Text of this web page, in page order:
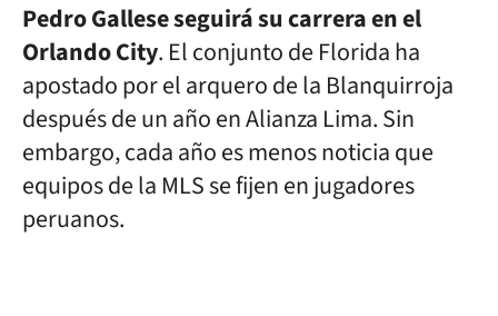
Pedro Gallese seguirá su carrera en el
Orlando City. El conjunto de Florida ha
apostado por el arquero de la Blanquirroja
después de un año en Alianza Lima. Sin
embargo, cada año es menos noticia que
equipos de la MLS se fijen en jugadores
peruanos.